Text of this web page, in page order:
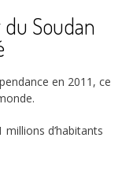
Soudan
en 2011 , ce
millions d’habitants